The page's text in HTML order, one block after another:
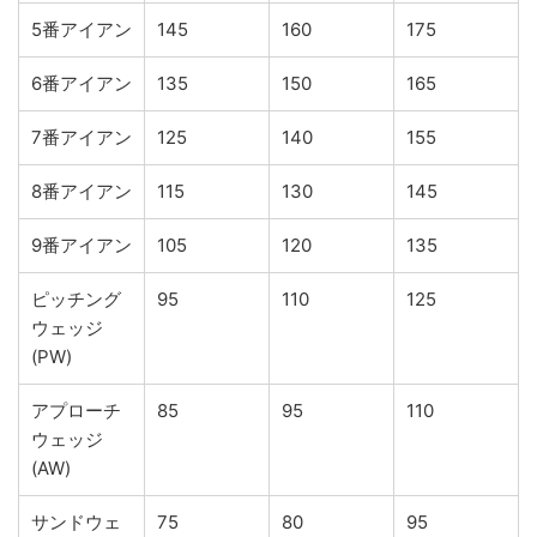
5番アイアン 145 160 175
6番アイアン 135 150 165
7番アイアン 125 140 155
8番アイアン 115 130 145
9番アイアン 105 120 135
ピッチング
ウェッジ
(PW)
95 110 125
アプローチ
ウェッジ
(AW)
85 95 110
サンドウェ
75 80 95